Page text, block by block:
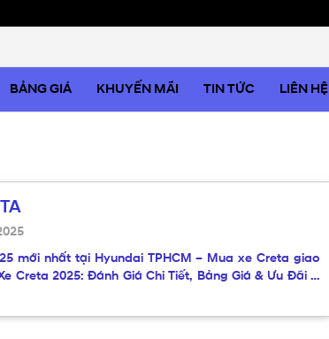
BẢNG GIÁ KHUYẾN MÃI TIN TỨC LIÊN HỆ
mới nhất tại Hyundai TPHCM – Mua xe Creta giao
Creta 2025: Đánh Giá Chi Tiết, Bảng Giá & Ưu Đãi …